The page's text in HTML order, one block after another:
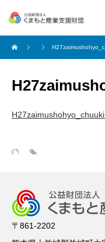
〒861-2202